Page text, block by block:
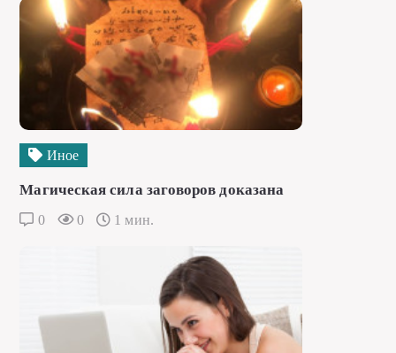
Иное
Магическая сила заговоров доказана
0 0 1 мин.